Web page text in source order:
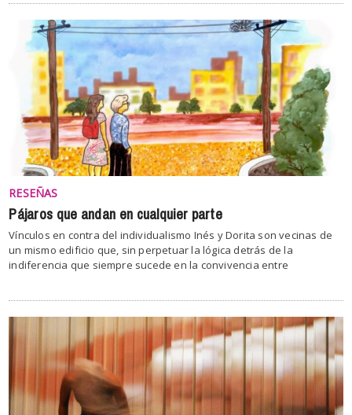
RESEÑAS
Pájaros que andan en cualquier parte
Vínculos en contra del individualismo Inés y Dorita son vecinas de
un mismo edificio que, sin perpetuar la lógica detrás de la
indiferencia que siempre sucede en la convivencia entre